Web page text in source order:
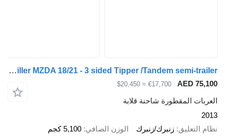
Meiller MZDA 18/21 - 3 sided Tipper /Tandem semi-trailer
AED 75,100
€17,700
≈ $20,450
العربات المقطورة شاحنة قلابة
2013
نظام التعليق زنبرك/زنبرك الوزن الصافي 5,100 كجم